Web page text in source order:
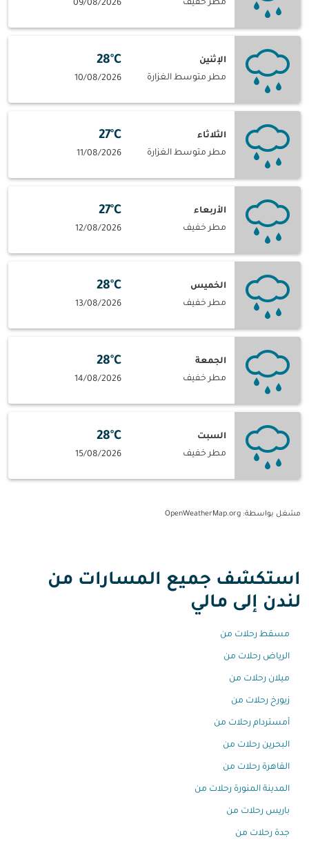
مطر خفيف 09/08/2026
الإثنين
مطر متوسط الغزارة
28°C
10/08/2026
الثلاثاء
مطر متوسط الغزارة
27°C
11/08/2026
الأربعاء
مطر خفيف
27°C
12/08/2026
الخميس
مطر خفيف
28°C
13/08/2026
الجمعة
مطر خفيف
28°C
14/08/2026
السبت
مطر خفيف
28°C
15/08/2026
مشغل بواسطة: OpenWeatherMap.org
استكشف جميع المسارات من
لندن إلى مالي
مسقط رحلات من
الرياض رحلات من
ميلان رحلات من
زيورخ رحلات من
أمستردام رحلات من
البحرين رحلات من
القاهرة رحلات من
المدينة المنورة رحلات من
باريس رحلات من
جدة رحلات من